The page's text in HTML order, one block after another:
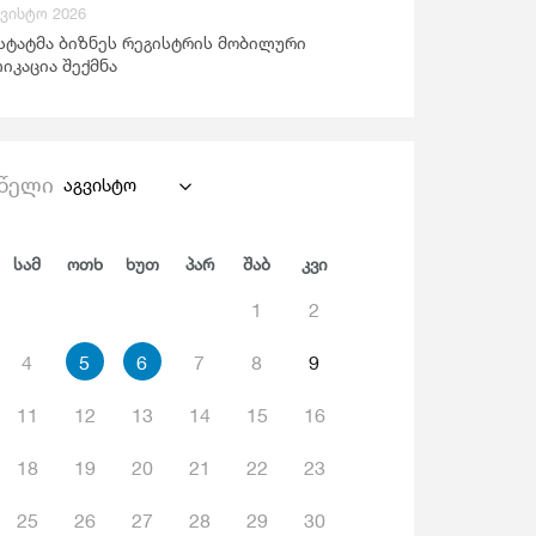
Და Სოციალური Უზრუნველყოფა
2026
ბიზნეს რეგისტრის მობილური
შექმნა
აგვისტო
Სამ Ოთხ Ხუთ Პარ Შაბ Კვი
1 2
4 5 6 7 8 9
11 12 13 14 15 16
18 19 20 21 22 23
25 26 27 28 29 30